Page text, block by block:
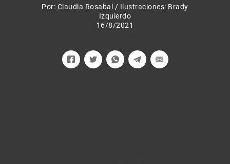
Por: Claudia Rosabal / Ilustraciones: Brady
Izquierdo
16/8/2021